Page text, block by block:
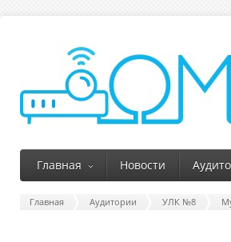
Главная Новости
Главная Аудитории УЛК №8